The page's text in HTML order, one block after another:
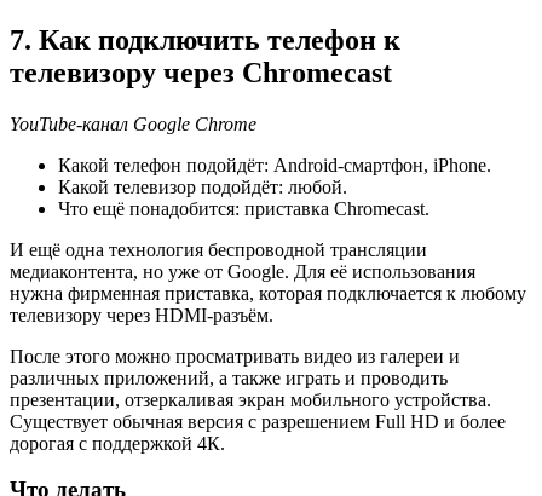
7. Как подключить телефон к
телевизору через Chromecast
YouTube-канал Google Chrome
Какой телефон подойдёт: Android-смартфон, iPhone.
Какой телевизор подойдёт: любой.
Что ещё понадобится: приставка Chromecast.
И ещё одна технология беспроводной трансляции
медиаконтента, но уже от Google. Для её использования
нужна фирменная приставка, которая подключается к любому
телевизору через HDMI-разъём.
После этого можно просматривать видео из галереи и
различных приложений, а также играть и проводить
презентации, отзеркаливая экран мобильного устройства.
Существует обычная версия с разрешением Full HD и более
дорогая с поддержкой 4К.
Что делать